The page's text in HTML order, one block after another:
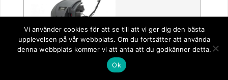
Vi använder cookies för att se till att vi ger dig den bästa
upplevelsen på vår webbplats. Om du fortsätter att använda
denna webbplats kommer vi att anta att du godkänner detta.
Ok